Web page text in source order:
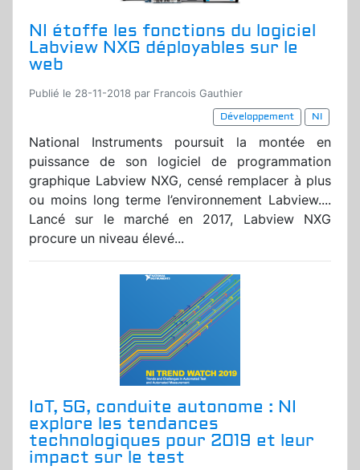
NI étoffe les fonctions du logiciel
Labview NXG déployables sur le
web
Publié le 28-11-2018 par Francois Gauthier
Développement
NI
National Instruments poursuit la montée en
puissance de son logiciel de programmation
graphique Labview NXG, censé remplacer à plus
ou moins long terme l’environnement Labview....
Lancé sur le marché en 2017, Labview NXG
procure un niveau élevé...
IoT, 5G, conduite autonome : NI
explore les tendances
technologiques pour 2019 et leur
impact sur le test